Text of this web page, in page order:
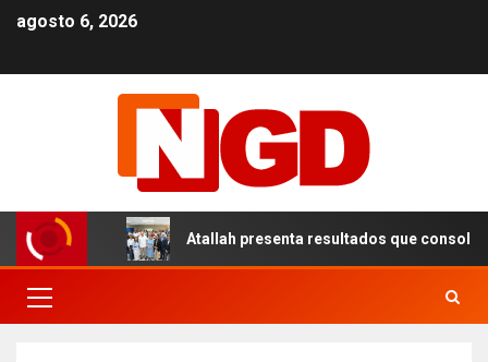
agosto 6, 2026
DN Atallah presenta resultados que consolidan